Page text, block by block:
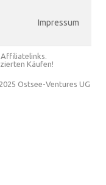
Impressum
Käufen!
Ostsee-Ventures UG